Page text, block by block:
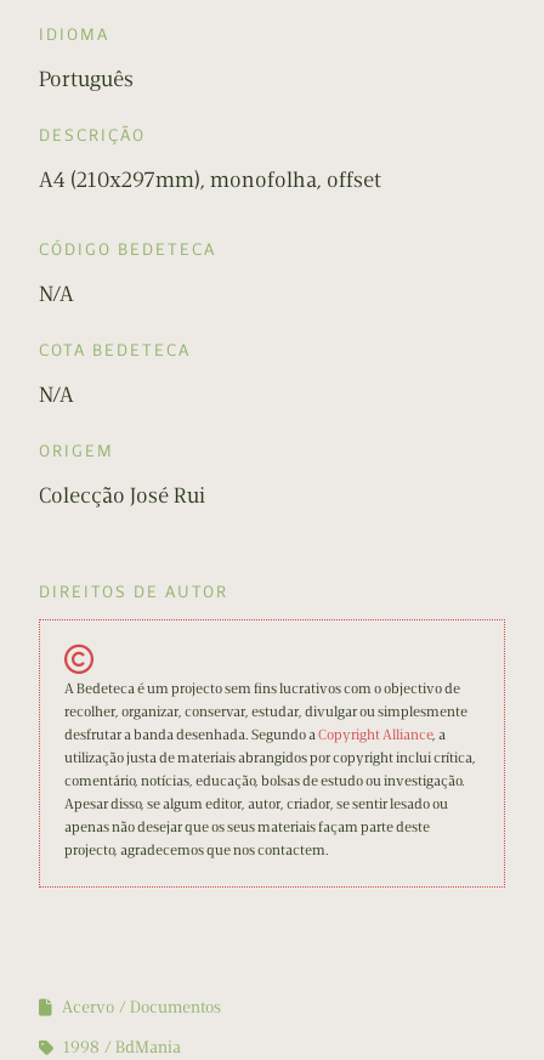
IDIOMA
Português
DESCRIÇÃO
A4 (210x297mm), monofolha, offset
CÓDIGO BEDETECA
N/A
COTA BEDETECA
N/A
ORIGEM
Colecção José Rui
DIREITOS DE AUTOR
A Bedeteca é um projecto sem fins lucrativos com o objectivo de
recolher, organizar, conservar, estudar, divulgar ou simplesmente
desfrutar a banda desenhada. Segundo aCopyright Alliance, a
utilização justa de materiais abrangidos por copyright inclui crítica,
comentário, notícias, educação, bolsas de estudo ou investigação.
Apesar disso, se algum editor, autor, criador, se sentir lesado ou
apenas não desejar que os seus materiais façam parte deste
projecto, agradecemos que nos contactem.
Acervo
Documentos
1998
BdMania